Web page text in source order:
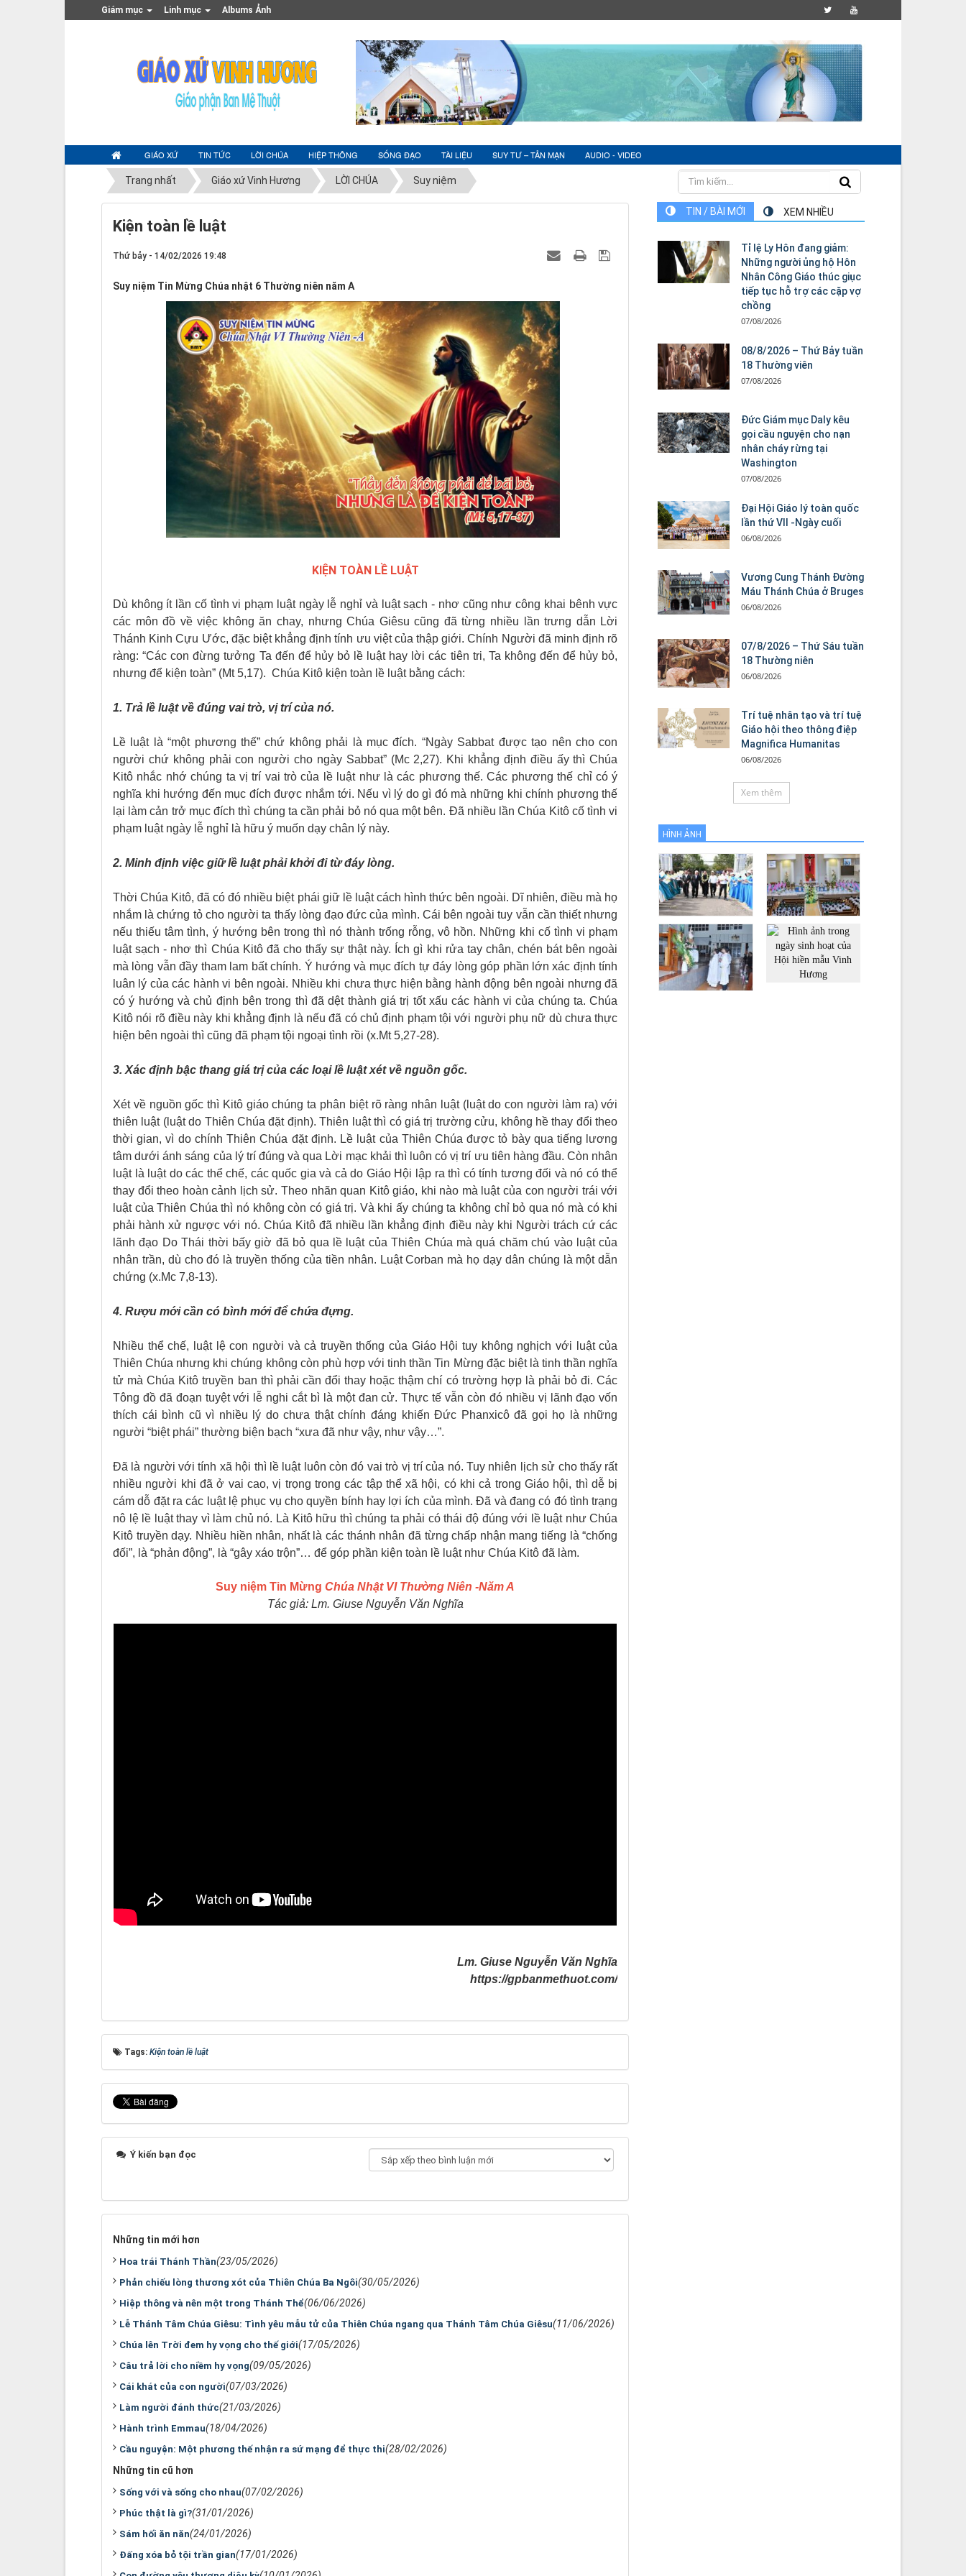
Giám mục Linh mục Albums Ảnh
GIÁO XỨ TIN TỨC LỜI CHÚA HIỆP THÔNG SỐNG ĐẠO TÀI LIỆU SUY TƯ – TẢN MẠN AUDIO - VIDEO
Trang nhất Giáo xứ Vinh Hương LỜI CHÚA Suy niệm
Kiện toàn lề luật
Thứ bảy - 14/02/2026 19:48
Suy niệm Tin Mừng Chúa nhật 6 Thường niên năm A
KIỆN TOÀN LỀ LUẬT
Dù không ít lần cố tình vi phạm luật ngày lễ nghỉ và luật sạch - nhơ cũng như công khai bênh vực
các môn đồ về việc không ăn chay, nhưng Chúa Giêsu cũng đã từng nhiều lần trưng dẫn Lời
Thánh Kinh Cựu Ước, đặc biệt khẳng định tính ưu việt của thập giới. Chính Người đã minh định rõ
ràng: “Các con đừng tưởng Ta đến để hủy bỏ lề luật hay lời các tiên tri, Ta không đến để hủy bỏ,
nhưng để kiện toàn” (Mt 5,17). Chúa Kitô kiện toàn lề luật bằng cách:
1. Trả lề luật về đúng vai trò, vị trí của nó.
Lề luật là “một phương thế” chứ không phải là mục đích. “Ngày Sabbat được tạo nên cho con
người chứ không phải con người cho ngày Sabbat” (Mc 2,27). Khi khẳng định điều ấy thì Chúa
Kitô nhắc nhớ chúng ta vị trí vai trò của lề luật như là các phương thế. Các phương thế chỉ có ý
nghĩa khi hướng đến mục đích được nhắm tới. Nếu vì lý do gì đó mà những khi chính phương thế
lại làm cản trở mục đích thì chúng ta cần phải bỏ nó qua một bên. Đã nhiều lần Chúa Kitô cố tình vi
phạm luật ngày lễ nghỉ là hữu ý muốn dạy chân lý này.
2. Minh định việc giữ lề luậtphải khởi đi từ đáy lòng.
Thời Chúa Kitô, đã có đó nhiều biệt phái giữ lề luật cách hình thức bên ngoài. Dĩ nhiên, điều mà họ
nhắm là chứng tỏ cho người ta thấy lòng đạo đức của mình. Cái bên ngoài tuy vẫn cần thiết nhưng
nếu thiếu tâm tình, ý hướng bên trong thì nó thành trống rỗng, vô hồn. Những khi cố tình vi phạm
luật sạch - nhơ thì Chúa Kitô đã cho thấy sự thật này. Ích gì khi rửa tay chân, chén bát bên ngoài
mà lòng vẫn đầy tham lam bất chính. Ý hướng và mục đích tự đáy lòng góp phần lớn xác định tính
luân lý của các hành vi bên ngoài. Nhiều khi chưa thực hiện bằng hành động bên ngoài nhưng đã
có ý hướng và chủ định bên trong thì đã dệt thành giá trị tốt xấu các hành vi của chúng ta. Chúa
Kitô nói rõ điều này khi khẳng định là nếu đã có chủ định phạm tội với người phụ nữ dù chưa thực
hiện bên ngoài thì cũng đã phạm tội ngoại tình rồi (x.Mt 5,27-28).
3. Xác định bậc thang giá trị của các loại lề luậtxét về nguồn gốc.
Xét về nguồn gốc thì Kitô giáo chúng ta phân biệt rõ ràng nhân luật (luật do con người làm ra) với
thiên luật (luật do Thiên Chúa đặt định). Thiên luật thì có giá trị trường cửu, không hề thay đổi theo
thời gian, vì do chính Thiên Chúa đặt định. Lề luật của Thiên Chúa được tỏ bày qua tiếng lương
tâm dưới ánh sáng của lý trí đúng và qua Lời mạc khải thì luôn có vị trí ưu tiên hàng đầu. Còn nhân
luật là luật do các thể chế, các quốc gia và cả do Giáo Hội lập ra thì có tính tương đối và nó có thể
thay đổi theo hoàn cảnh lịch sử. Theo nhãn quan Kitô giáo, khi nào mà luật của con người trái với
luật của Thiên Chúa thì nó không còn có giá trị. Và khi ấy chúng ta không chỉ bỏ qua nó mà có khi
phải hành xử ngược với nó. Chúa Kitô đã nhiều lần khẳng định điều này khi Người trách cứ các
lãnh đạo Do Thái thời bấy giờ đã bỏ qua lề luật của Thiên Chúa mà quá chăm chú vào luật của
nhân trần, dù cho đó là truyền thống của tiền nhân. Luật Corban mà họ dạy dân chúng là một dẫn
chứng (x.Mc 7,8-13).
4. Rượu mới cần có bình mớiđể chứa đựng.
Nhiều thể chế, luật lệ con người và cả truyền thống của Giáo Hội tuy không nghịch với luật của
Thiên Chúa nhưng khi chúng không còn phù hợp với tinh thần Tin Mừng đặc biệt là tinh thần nghĩa
tử mà Chúa Kitô truyền ban thì phải cần đổi thay hoặc thậm chí có trường hợp là phải bỏ đi. Các
Tông đồ đã đoạn tuyệt với lễ nghi cắt bì là một đan cử. Thực tế vẫn còn đó nhiều vị lãnh đạo vốn
thích cái bình cũ vì nhiều lý do chưa thật chính đáng khiến Đức Phanxicô đã gọi họ là những
người “biệt phái” thường biện bạch “xưa đã như vậy, như vậy…”.
Đã là người với tính xã hội thì lề luật luôn còn đó vai trò vị trí của nó. Tuy nhiên lịch sử cho thấy rất
nhiều người khi đã ở vai cao, vị trọng trong các tập thể xã hội, có khi cả trong Giáo hội, thì dễ bị
cám dỗ đặt ra các luật lệ phục vụ cho quyền bính hay lợi ích của mình. Đã và đang có đó tình trạng
nô lệ lề luật thay vì làm chủ nó. Là Kitô hữu thì chúng ta phải có thái độ đúng với lề luật như Chúa
Kitô truyền dạy. Nhiều hiền nhân, nhất là các thánh nhân đã từng chấp nhận mang tiếng là “chống
đối”, là “phản động”, là “gây xáo trộn”… để góp phần kiện toàn lề luật như Chúa Kitô đã làm.
Suy niệm Tin MừngChúa Nhật VI Thường Niên -Năm A
Tác giả: Lm. Giuse Nguyễn Văn Nghĩa
Lm. Giuse Nguyễn Văn Nghĩa
https://gpbanmethuot.com/
Tags: Kiện toàn lề luật
Ý kiến bạn đọc
Những tin mới hơn
Hoa trái Thánh Thần(23/05/2026)
Phản chiếu lòng thương xót của Thiên Chúa Ba Ngôi(30/05/2026)
Hiệp thông và nên một trong Thánh Thể(06/06/2026)
Lễ Thánh Tâm Chúa Giêsu: Tình yêu mẫu tử của Thiên Chúa ngang qua Thánh Tâm Chúa Giêsu(11/06/2026)
Chúa lên Trời đem hy vọng cho thế giới(17/05/2026)
Câu trả lời cho niềm hy vọng(09/05/2026)
Cái khát của con người(07/03/2026)
Làm người đánh thức(21/03/2026)
Hành trình Emmau(18/04/2026)
Cầu nguyện: Một phương thế nhận ra sứ mạng để thực thi(28/02/2026)
Những tin cũ hơn
Sống với và sống cho nhau(07/02/2026)
Phúc thật là gì?(31/01/2026)
Sám hối ăn năn(24/01/2026)
Đấng xóa bỏ tội trần gian(17/01/2026)
TIN / BÀI MỚI XEM NHIỀU
Tỉ lệ Ly Hôn đang giảm:
Những người ủng hộ Hôn
Nhân Công Giáo thúc giục
tiếp tục hỗ trợ các cặp vợ
chồng
07/08/2026
08/8/2026 – Thứ Bảy tuần
18 Thường viên
07/08/2026
Đức Giám mục Daly kêu
gọi cầu nguyện cho nạn
nhân cháy rừng tại
Washington
07/08/2026
Đại Hội Giáo lý toàn quốc
lần thứ VII -Ngày cuối
06/08/2026
Vương Cung Thánh Ðường
Máu Thánh Chúa ở Bruges
06/08/2026
07/8/2026 – Thứ Sáu tuần
18 Thường niên
06/08/2026
Trí tuệ nhân tạo và trí tuệ
Giáo hội theo thông điệp
Magnifica Humanitas
06/08/2026
Xem thêm
HÌNH ẢNH